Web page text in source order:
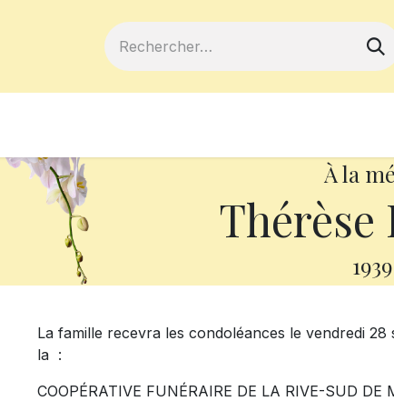
À la
Thérèse
1939
La famille recevra les condoléances le vendredi
la :
COOPÉRATIVE FUNÉRAIRE DE LA RIVE-SUD DE